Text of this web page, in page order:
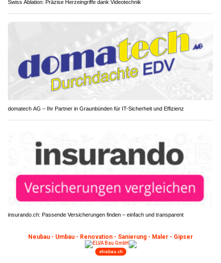
Swiss Ablation: Präzise Herzeingriffe dank Videotechnik
domatech AG – Ihr Partner in Graunbünden für IT-Sicherheit und Effizienz
insurando.ch: Passende Versicherungen finden – einfach und transparent
Couvet NE: 70-jähriger Töfffahrer nach
Auffahrkollision mit Rega ausgeflogen